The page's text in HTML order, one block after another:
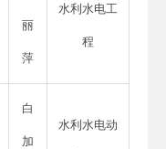
丽
萍
水利水电工
程
白
加
水利水电动